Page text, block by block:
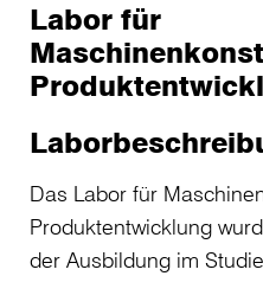
Labor für
Das Labor für
Produktentwicklung
der Ausbildung im